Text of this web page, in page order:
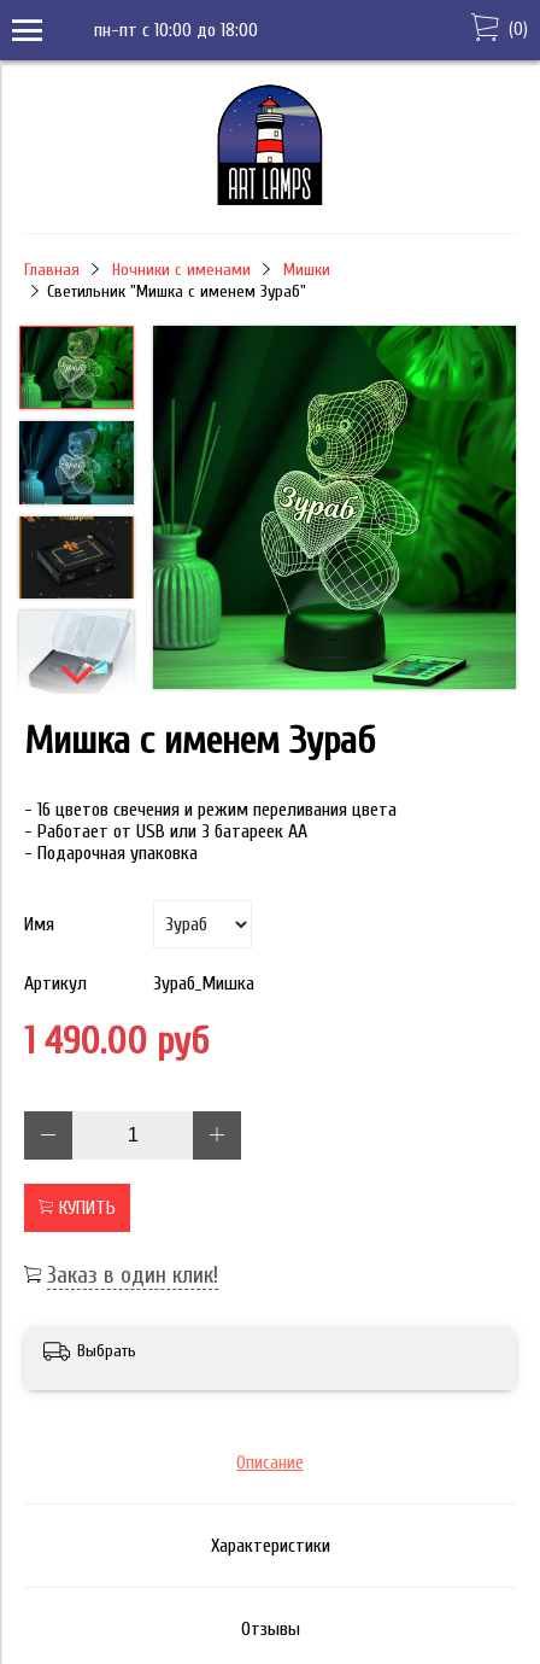
пн-пт с 10:00 до 18:00 (0)
Главная Ночники с именами
Мишки
Светильник "Мишка с именем Зураб"
Мишка с именем Зураб
- 16 цветов свечения и режим переливания цвета
- Работает от USB или 3 батареек АА
- Подарочная упаковка
Имя
Артикул Зураб_Мишка
1 490.00 руб
КУПИТЬ
Заказ в один клик!
Выбрать
Описание
Характеристики
Отзывы